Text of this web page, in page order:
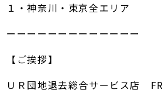
１・神奈川・東京全エリア
ーーーーーーーーーーーーー
【ご挨拶】
ＵＲ団地退去総合サービス店